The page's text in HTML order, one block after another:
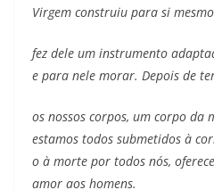
Virgem construiu para si
fez dele um instrumento
e para nele morar. Depois de
os nossos corpos, um corpo da
estamos todos submetidos à
o à morte por todos nós,
amor aos homens.